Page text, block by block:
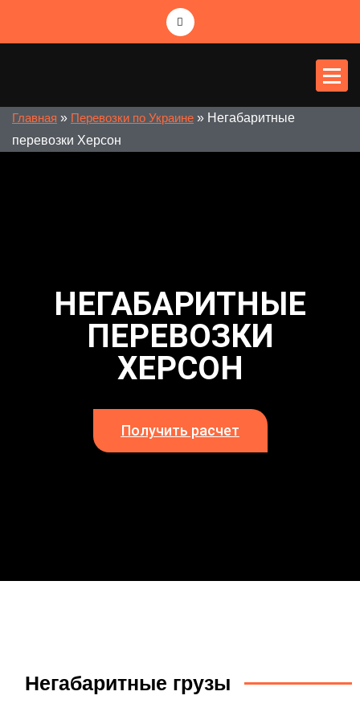
Главная » Перевозки по Украине » Негабаритные
перевозки Херсон
НЕГАБАРИТНЫЕ
ПЕРЕВОЗКИ
ХЕРСОН
Получить расчет
Негабаритные грузы